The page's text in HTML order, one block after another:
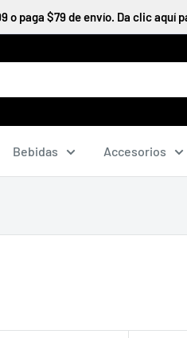
o paga $79 de envío. Da clic
Bebidas Accesorios